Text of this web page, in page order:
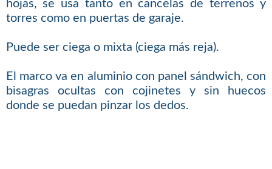
hojas, se usa tanto en cancelas de terrenos y
torres como en puertas de garaje.
Puede ser ciega o mixta (ciega más reja).
El marco va en aluminio con panel sándwich, con
bisagras ocultas con cojinetes y sin huecos
donde se puedan pinzar los dedos.